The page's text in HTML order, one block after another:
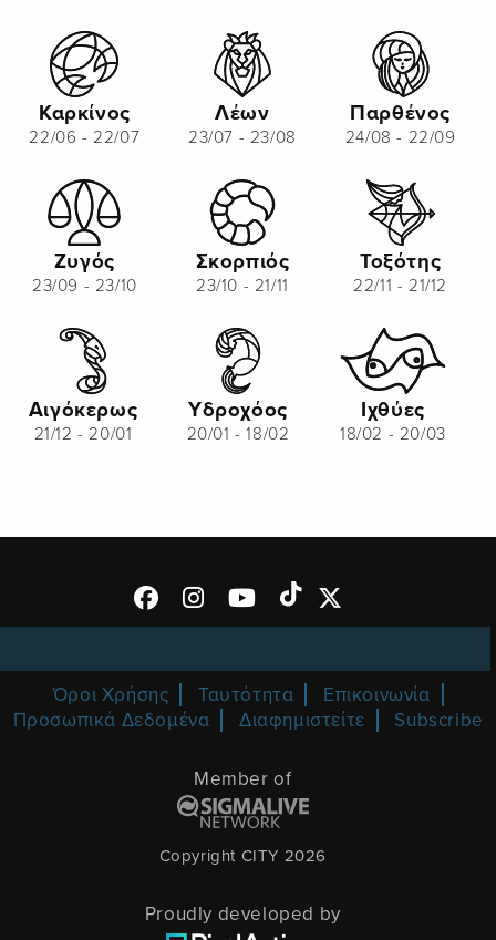
Καρκίνος
22/06 - 22/07
Λέων
23/07 - 23/08
Παρθένος
24/08 - 22/09
Ζυγός
23/09 - 23/10
Σκορπιός
23/10 - 21/11
Τοξότης
22/11 - 21/12
Αιγόκερως
21/12 - 20/01
Υδροχόος
20/01 - 18/02
Ιχθύες
18/02 - 20/03
Όροι Χρήσης Ταυτότητα
Επικοινωνία
Προσωπικά Δεδομένα
Διαφημιστείτε Subscribe
Member of
Copyright CITY 2026
Proudly developed by